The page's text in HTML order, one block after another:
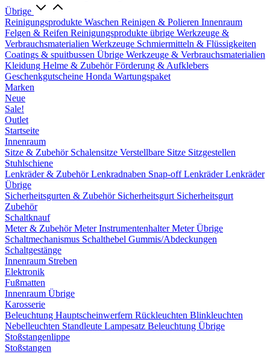
Übrige
Reinigungsprodukte Waschen Reinigen & Polieren Innenraum
Felgen & Reifen Reinigungsprodukte übrige Werkzeuge &
Verbrauchsmaterialien Werkzeuge Schmiermitteln & Flüssigkeiten
Coatings & spuitbussen Übrige Werkzeuge & Verbrauchsmaterialien
Kleidung Helme & ZubehörFörderung & Aufklebers
Geschenkgutscheine Honda Wartungspaket
Marken
Neue
Sale!
Outlet
Startseite
Innenraum
Sitze & Zubehör Schalensitze Verstellbare Sitze Sitzgestellen
Stuhlschiene
Lenkräder & ZubehörLenkradnaben Snap-offLenkräderLenkräder
Übrige
Sicherheitsgurten & Zubehör Sicherheitsgurt Sicherheitsgurt
Zubehör
Schaltknauf
Meter & ZubehörMeterInstrumentenhalterMeter Übrige
Schaltmechanismus Schalthebel Gummis/Abdeckungen
Schaltgestänge
Innenraum Streben
Elektronik
Fußmatten
Innenraum Übrige
Karosserie
Beleuchtung Hauptscheinwerfern Rückleuchten Blinkleuchten
Nebelleuchten Standleute Lampesatz Beleuchtung Übrige
Stoßstangenlippe
Stoßstangen